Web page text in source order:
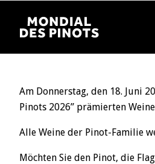
Am Donnerstag, den 18. Juni
Pinots 2026” prämierten
Alle Weine der Pinot-Familie
Möchten Sie den Pinot, die